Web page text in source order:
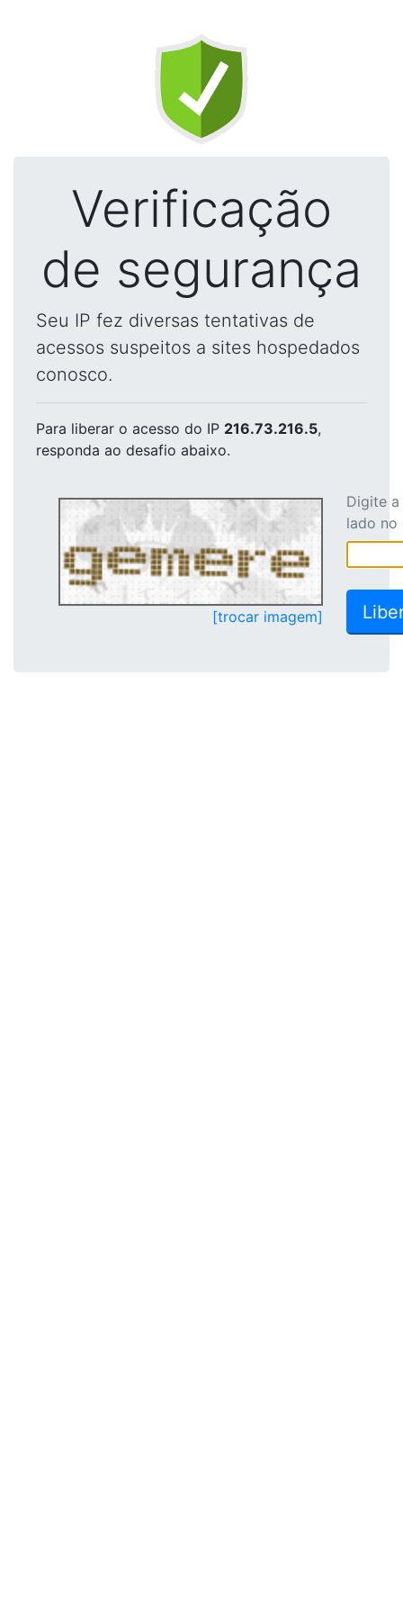
Verificação
de segurança
Seu IP fez diversas tentativas de
acessos suspeitos a sites hospedados
conosco.
Para liberar o acesso do IP 216.73.216.5,
responda ao desafio abaixo.
[trocar imagem]
Digite
lado no